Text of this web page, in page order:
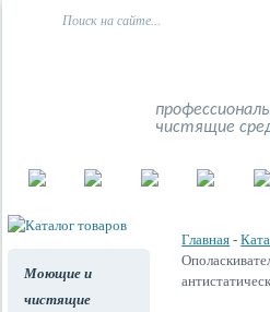
чистящие
Моющие и
чистящие
Главная -